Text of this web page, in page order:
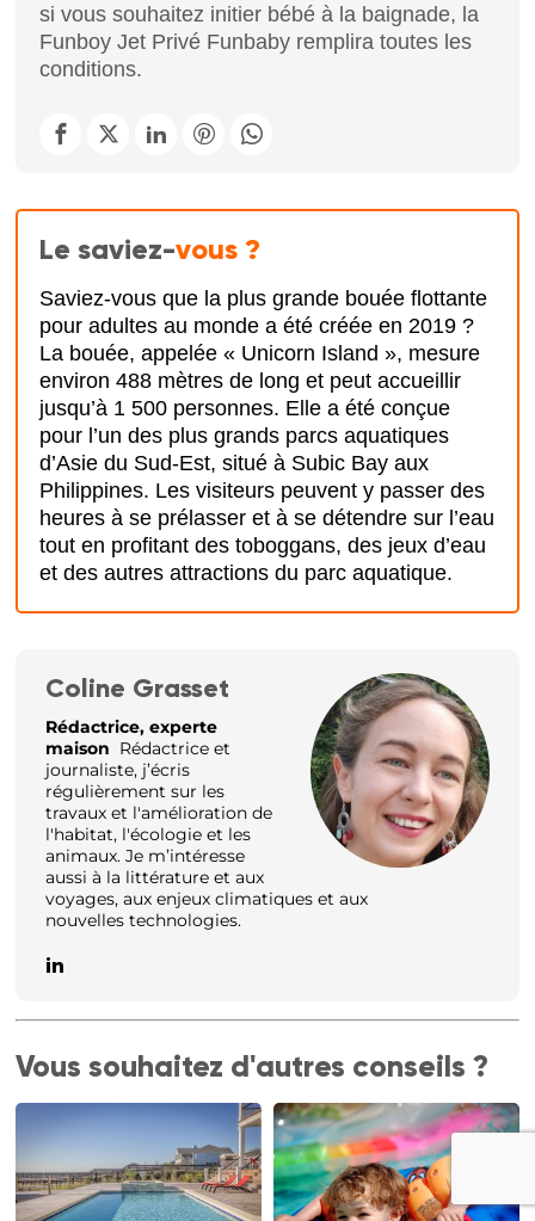
si vous souhaitez initier bébé à la baignade, la
Funboy Jet Privé Funbaby remplira toutes les
conditions.
Le saviez-vous ?
Saviez-vous que la plus grande bouée flottante
pour adultes au monde a été créée en 2019 ?
La bouée, appelée « Unicorn Island », mesure
environ 488 mètres de long et peut accueillir
jusqu’à 1 500 personnes. Elle a été conçue
pour l’un des plus grands parcs aquatiques
d’Asie du Sud-Est, situé à Subic Bay aux
Philippines. Les visiteurs peuvent y passer des
heures à se prélasser et à se détendre sur l’eau
tout en profitant des toboggans, des jeux d’eau
et des autres attractions du parc aquatique.
Coline Grasset
Rédactrice, experte
maison Rédactrice et
journaliste, j’écris
régulièrement sur les
travaux et l'amélioration de
l'habitat, l'écologie et les
animaux. Je m’intéresse
aussi à la littérature et aux
voyages, aux enjeux climatiques et aux
nouvelles technologies.
Vous souhaitez d'autres conseils ?